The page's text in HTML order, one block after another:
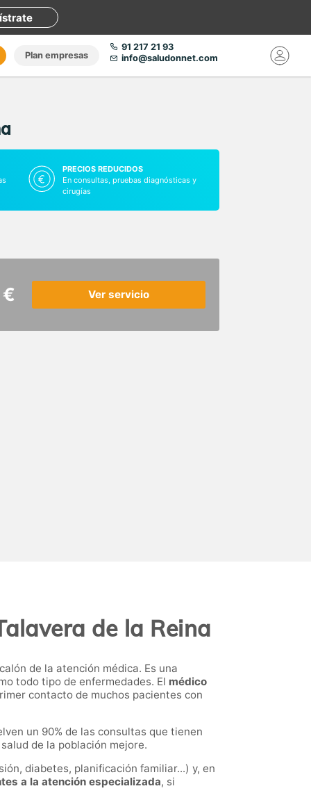
Plan empresas
91 217 21 93
info@saludonnet.com
PRECIOS REDUCIDOS
En consultas, pruebas diagnósticas y
cirugías
Ver servicio
de la Reina
de la atención médica. Es una
todo tipo de enfermedades. El médico
contacto de muchos pacientes con
un 90% de las consultas que tienen
de la población mejore.
diabetes, planificación familiar...) y, en
a la atención especializada, si